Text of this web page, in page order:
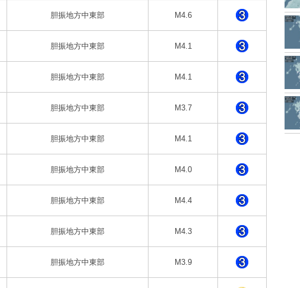
胆振地方中東部 M4.6
胆振地方中東部 M4.1
胆振地方中東部 M4.1
胆振地方中東部 M3.7
胆振地方中東部 M4.1
胆振地方中東部 M4.0
胆振地方中東部 M4.4
胆振地方中東部 M4.3
胆振地方中東部 M3.9